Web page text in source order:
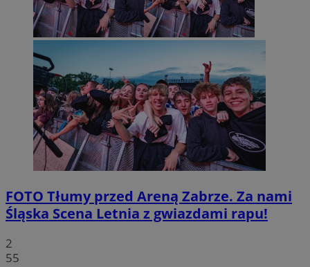
FOTO Tłumy przed Areną Zabrze. Za nami
Śląska Scena Letnia z gwiazdami rapu!
2
55